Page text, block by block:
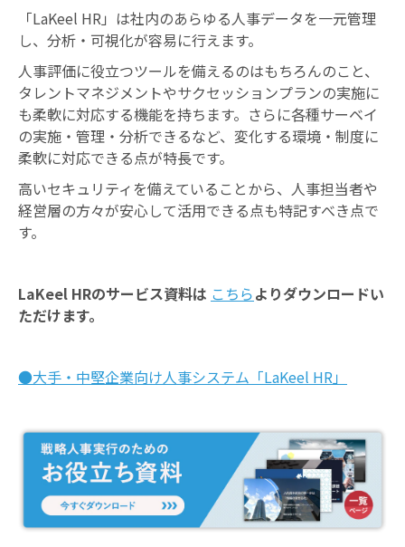
「LaKeel HR」は社内のあらゆる人事データを一元管理
し、分析・可視化が容易に行えます。
人事評価に役立つツールを備えるのはもちろんのこと、
タレントマネジメントやサクセッションプランの実施に
も柔軟に対応する機能を持ちます。さらに各種サーベイ
の実施・管理・分析できるなど、変化する環境・制度に
柔軟に対応できる点が特長です。
高いセキュリティを備えていることから、人事担当者や
経営層の方々が安心して活用できる点も特記すべき点で
す。
LaKeel HRのサービス資料は こちらよりダウンロードい
ただけます。
●大手・中堅企業向け人事システム「LaKeel HR」